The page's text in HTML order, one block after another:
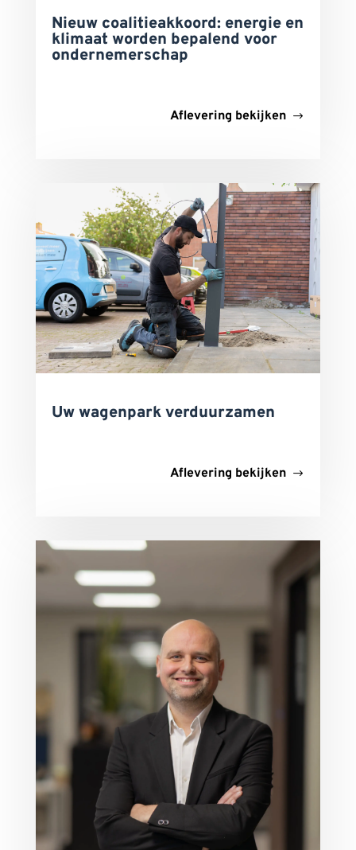
Nieuw coalitieakkoord: energie en
klimaat worden bepalend voor
ondernemerschap
Aflevering bekijken
Uw wagenpark verduurzamen
Aflevering bekijken